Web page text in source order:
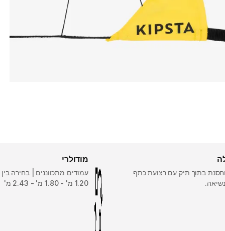
בתוך תיק עם רצועת כתף
מודולרי
1.20 מ' - 1.80 מ' - 2.43 מ'